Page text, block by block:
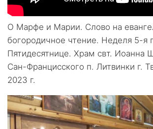
О Марфе и Марии. Слово на
богородичное чтение. Неделя 5-я
Пятидесятнице. Храм свт. Иоанна
Сан-Францисского п. Литвинки г.
2023 г.